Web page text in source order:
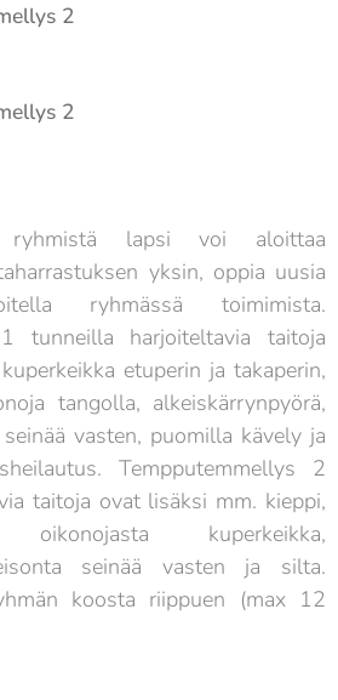
2
2
ryhmistä lapsi voi aloittaa
yksin, oppia uusia
ryhmässä toimimista.
tunneilla harjoiteltavia taitoja
etuperin ja takaperin,
tangolla, alkeiskärrynpyörä,
vasten, puomilla kävely ja
Tempputemmellys 2
taitoja ovat lisäksi mm. kieppi,
oikonojasta kuperkeikka,
seinää vasten ja silta.
koosta riippuen (max 12